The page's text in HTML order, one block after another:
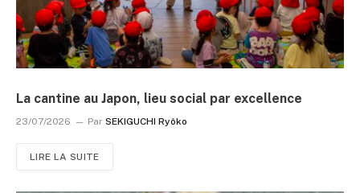
La cantine au Japon, lieu social par excellence
23/07/2026 Par SEKIGUCHI Ryôko
LIRE LA SUITE